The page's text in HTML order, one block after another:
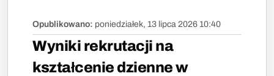
Opublikowano: poniedziałek, 13 lipca 2026 10:40
Wyniki rekrutacji na
kształcenie dzienne w